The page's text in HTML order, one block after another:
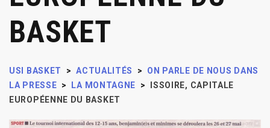
BASKET
USI BASKET > ACTUALITÉS >
ON PARLE DE NOUS DANS
LA PRESSE > LA MONTAGNE >
ISSOIRE, CAPITALE
EUROPÉENNE DU BASKET